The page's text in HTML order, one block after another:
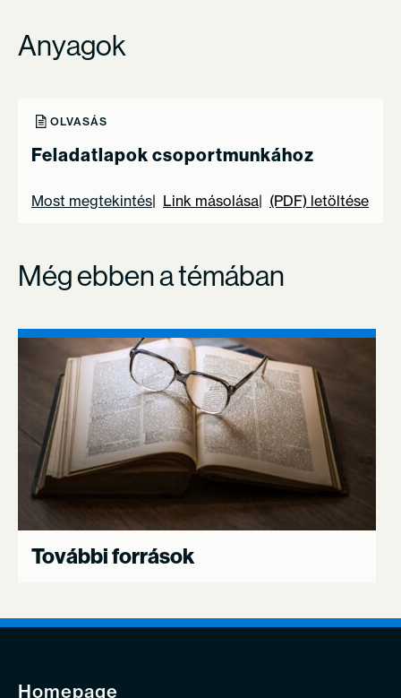
Anyagok
OLVASÁS
Feladatlapok csoportmunkához
Most megtekintés Link másolása (PDF) letöltése
Még ebben a témában
További források
Homepage